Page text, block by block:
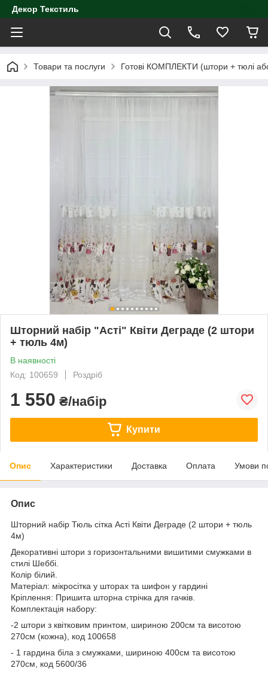
Декор Текстиль
Товари та послуги Готові КОМПЛЕКТИ (штори + тюлі
Шторний набір "Асті" Квіти Деграде (2 штори
+ тюль 4м)
В наявності
Код: 100659
Роздріб
1 550 ₴/набір
Купити
Опис Характеристики Доставка Оплата Умови
Опис
Шторний набір Тюль сітка Асті Квіти Деграде (2 штори + тюль
4м)
Декоративні штори з горизонтальними вишитими смужками в
стилі Шеббі.
Колір білий.
Матеріал: мікросітка у шторах та шифон у гардині
Кріплення: Пришита шторна стрічка для гачків.
Комплектація набору:
-2 штори з квітковим принтом, шириною 200см та висотою
270см (кожна), код 100658
- 1 гардина біла з смужками, шириною 400см та висотою
270см, код 5600/36